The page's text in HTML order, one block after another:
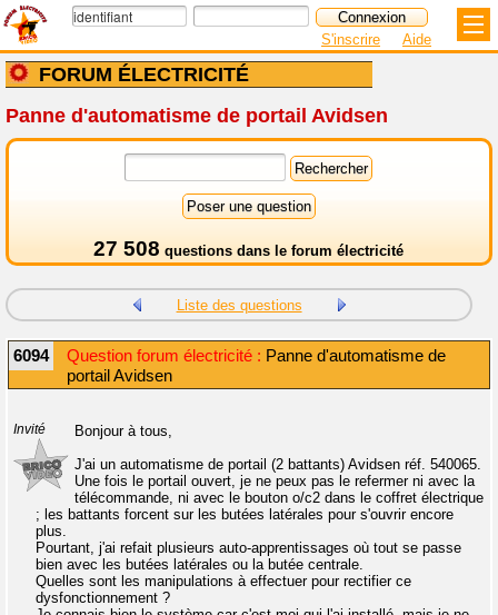
FORUM ÉLECTRICITÉ
S'inscrire Aide
Panne d'automatisme de portail Avidsen
27 508 questions dans le forum électricité
Liste des questions
6094 Question forum électricité : Panne d'automatisme de
portail Avidsen
Invité
Bonjour à tous,
J'ai un automatisme de portail (2 battants) Avidsen réf. 540065.
Une fois le portail ouvert, je ne peux pas le refermer ni avec la
télécommande, ni avec le bouton o/c2 dans le coffret électrique
; les battants forcent sur les butées latérales pour s'ouvrir encore
plus.
Pourtant, j'ai refait plusieurs auto-apprentissages où tout se passe
bien avec les butées latérales ou la butée centrale.
Quelles sont les manipulations à effectuer pour rectifier ce
dysfonctionnement ?